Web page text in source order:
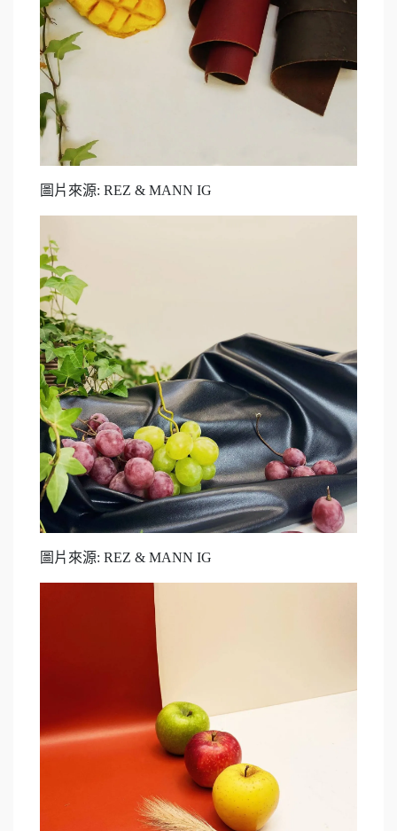
圖片來源: REZ & MANN IG
圖片來源: REZ & MANN IG